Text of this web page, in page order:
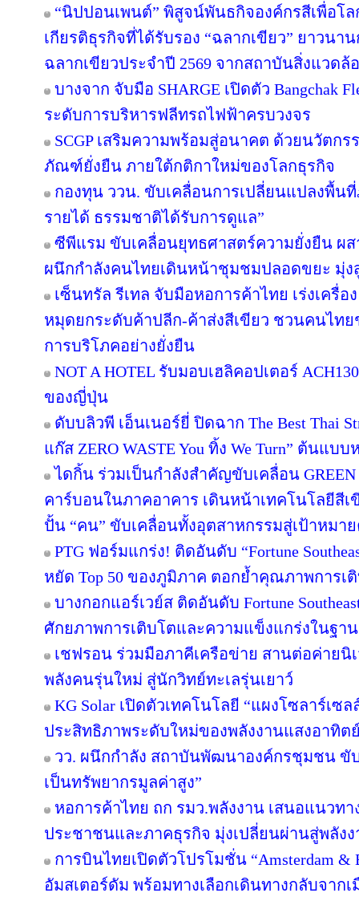
“นิปปอนเพนต์” พิสูจน์พันธกิจองค์กรสีเพื่อโ
เกียรติธุรกิจที่ได้รับรอง “ฉลากเขียว” ยาวนา
ฉลากเขียวประจำปี 2569 จากสถาบันสิ่งแวดล้
บางจาก จับมือ SHARGE เปิดตัว Bangchak
ระดับการบริหารฟลีทรถไฟฟ้าครบวงจร
SCGP เสริมความพร้อมสู่อนาคต ด้วยนวัตก
ภัณฑ์ยั่งยืน ภายใต้กติกาใหม่ของโลกธุรกิจ
กองทุน ววน. ขับเคลื่อนการเปลี่ยนแปลงพื้น
รายได้ ธรรมชาติได้รับการดูแล”
ซีพีแรม ขับเคลื่อนยุทธศาสตร์ความยั่งยืน ผสา
ผนึกกำลังคนไทยเดินหน้าชุมชมปลอดขยะ มุ่งสู่
เซ็นทรัล รีเทล จับมือหอการค้าไทย เร่งเครื่อ
หมุดยกระดับค้าปลีก-ค้าส่งสีเขียว ชวนคนไท
การบริโภคอย่างยั่งยืน
NOT A HOTEL รับมอบเฮลิคอปเตอร์
ของญี่ปุ่น
ดับบลิวพี เอ็นเนอร์ยี่ ปิดฉาก The Best Thai
แก๊ส ZERO WASTE You ทิ้ง We Turn” ต้นแ
ไดกิ้น ร่วมเป็นกำลังสำคัญขับเคลื่อน
คาร์บอนในภาคอาคาร เดินหน้าเทคโนโลยีสีเ
ปั้น “คน” ขับเคลื่อนทั้งอุตสาหกรรมสู่เป้าหมา
PTG ฟอร์มแกร่ง! ติดอันดับ “Fortune
หยัด Top 50 ของภูมิภาค ตอกย้ำคุณภาพการเ
บางกอกแอร์เวย์ส ติดอันดับ Fortune
ศักยภาพการเติบโตและความแข็งแกร่งในฐ
เชฟรอน ร่วมมือภาคีเครือข่าย สานต่อค่ายนิ
พลังคนรุ่นใหม่ สู่นักวิทย์ทะเลรุ่นเยาว์
KG Solar เปิดตัวเทคโนโลยี “แผงโซลาร์เซ
ประสิทธิภาพระดับใหม่ของพลังงานแสงอาทิต
วว. ผนึกกำลัง สถาบันพัฒนาองค์กรชุมชน ขั
เป็นทรัพยากรมูลค่าสูง”
หอการค้าไทย ถก รมว.พลังงาน เสนอแนวท
ประชาชนและภาคธุรกิจ มุ่งเปลี่ยนผ่านสู่พลัง
การบินไทยเปิดตัวโปรโมชั่น “Amsterdam &
อัมสเตอร์ดัม พร้อมทางเลือกเดินทางกลับจาก